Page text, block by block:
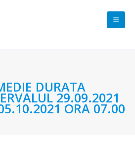
DURATA
29.09.2021
ORA 07.00